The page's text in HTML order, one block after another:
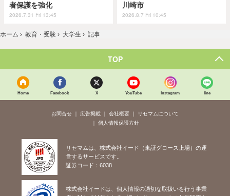
者保護を強化
2026.7.31 Fri 13:45
川崎市
2026.8.7 Fri 10:45
ホーム › 教育・受験 › 大学生 › 記事
TOP
Home Facebook X YouTube Instagram line
お問合せ 広告掲載 会社概要
リセマムについて
個人情報保護方針
リセマムは、株式会社イード（東証グロース上場）の運
営するサービスです。
証券コード：6038
株式会社イードは、個人情報の適切な取扱いを行う事業